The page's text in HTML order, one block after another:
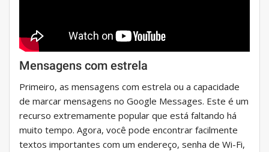
Mensagens com estrela
Primeiro, as mensagens com estrela ou a capacidade
de marcar mensagens no Google Messages. Este é um
recurso extremamente popular que está faltando há
muito tempo. Agora, você pode encontrar facilmente
textos importantes com um endereço, senha de Wi-Fi,